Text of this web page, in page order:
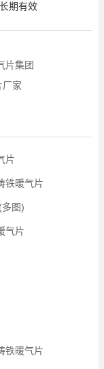
期有效
片集团
厂家
片
铁暖气片
图)
气片
铁暖气片